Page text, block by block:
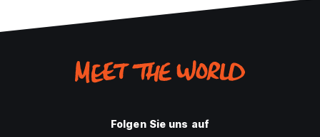
Folgen Sie uns auf